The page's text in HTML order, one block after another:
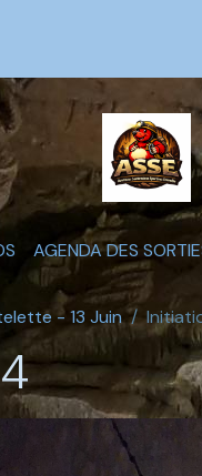
AGENDA DES
- 13 Juin